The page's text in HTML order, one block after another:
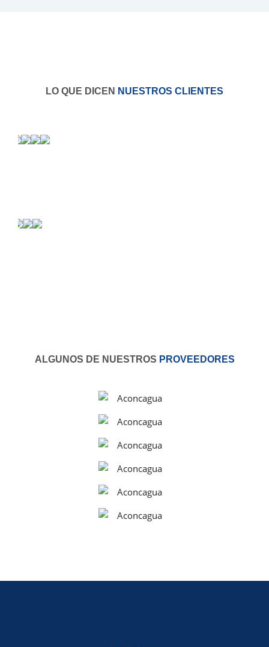
LO QUE DICEN NUESTROS CLIENTES
ALGUNOS DE NUESTROS PROVEEDORES